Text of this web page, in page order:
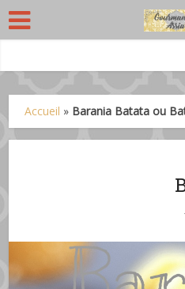
Accueil » Barania Batata ou